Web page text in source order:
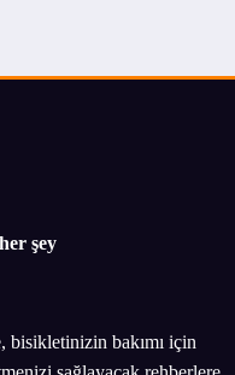
şey
bisikletinizin bakımı için